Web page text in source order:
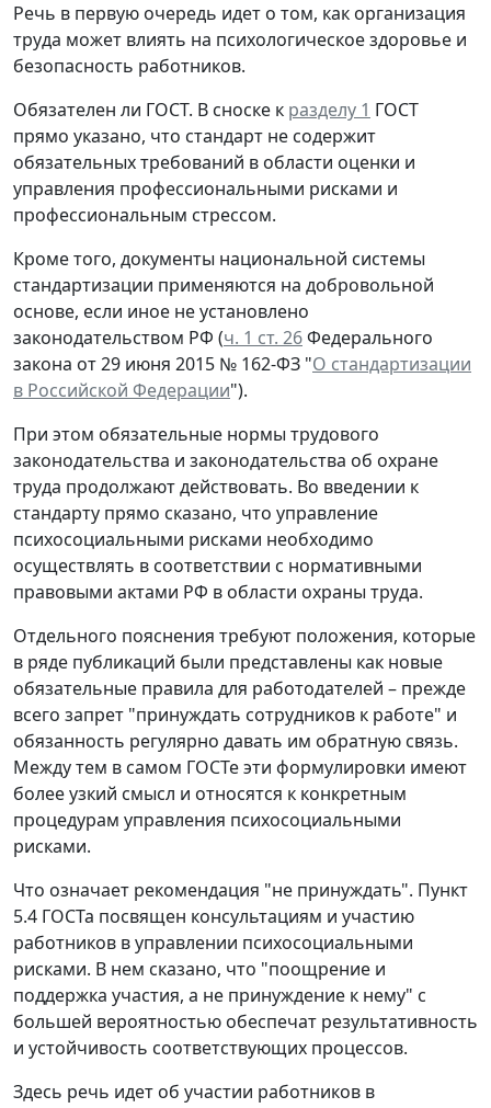
Речь в первую очередь идет о том, как организация
труда может влиять на психологическое здоровье и
безопасность работников.
Обязателен ли ГОСТ. В сноске к разделу 1 ГОСТ
прямо указано, что стандарт не содержит
обязательных требований в области оценки и
управления профессиональными рисками и
профессиональным стрессом.
Кроме того, документы национальной системы
стандартизации применяются на добровольной
основе, если иное не установлено
законодательством РФ (ч. 1 ст. 26Федерального
закона от 29 июня 2015 № 162-ФЗ "О стандартизации
в Российской Федерации").
При этом обязательные нормы трудового
законодательства и законодательства об охране
труда продолжают действовать. Во введении к
стандарту прямо сказано, что управление
психосоциальными рисками необходимо
осуществлять в соответствии с нормативными
правовыми актами РФ в области охраны труда.
Отдельного пояснения требуют положения, которые
в ряде публикаций были представлены как новые
обязательные правила для работодателей – прежде
всего запрет "принуждать сотрудников к работе" и
обязанность регулярно давать им обратную связь.
Между тем в самом ГОСТе эти формулировки имеют
более узкий смысл и относятся к конкретным
процедурам управления психосоциальными
рисками.
Что означает рекомендация "не принуждать". Пункт
5.4 ГОСТа посвящен консультациям и участию
работников в управлении психосоциальными
рисками. В нем сказано, что "поощрение и
поддержка участия, а не принуждение к нему" с
большей вероятностью обеспечат результативность
и устойчивость соответствующих процессов.
Здесь речь идет об участии работников в